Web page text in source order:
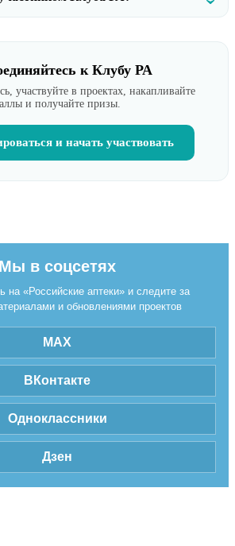
к Клубу РА
участвуйте в проектах, накапливайте
и получайте призы.
и начать участвовать
Мы в соцсетях
на «Российские аптеки» и следите за
и обновлениями проектов
MAX
ВКонтакте
Одноклассники
Дзен